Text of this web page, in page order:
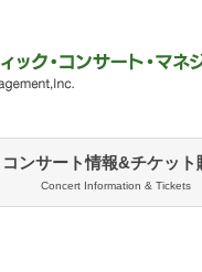
コンサート情報&チケット
Concert Information & Tickets